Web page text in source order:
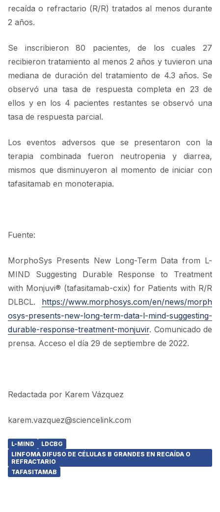
recaída o refractario (R/R) tratados al menos durante
2 años.
Se inscribieron 80 pacientes, de los cuales 27
recibieron tratamiento al menos 2 años y tuvieron una
mediana de duración del tratamiento de 4.3 años. Se
observó una tasa de respuesta completa en 23 de
ellos y en los 4 pacientes restantes se observó una
tasa de respuesta parcial.
Los eventos adversos que se presentaron con la
terapia combinada fueron neutropenia y diarrea,
mismos que disminuyeron al momento de iniciar con
tafasitamab en monoterapia.
Fuente:
MorphoSys Presents New Long-Term Data from L-
MIND Suggesting Durable Response to Treatment
with Monjuvi® (tafasitamab-cxix) for Patients with R/R
DLBCL. https://www.morphosys.com/en/news/morph
osys-presents-new-long-term-data-l-mind-suggesting-
durable-response-treatment-monjuvir. Comunicado de
prensa. Acceso el día 29 de septiembre de 2022.
Redactada por Karem Vázquez
karem.vazquez@sciencelink.com
L-MIND
LDCBG
LINFOMA DIFUSO DE CÉLULAS B GRANDES EN RECAÍDA O
REFRACTARIO
TAFASITAMAB